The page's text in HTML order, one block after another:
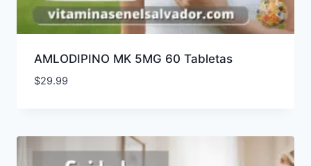
AMLODIPINO MK 5MG 60 Tabletas
$29.99